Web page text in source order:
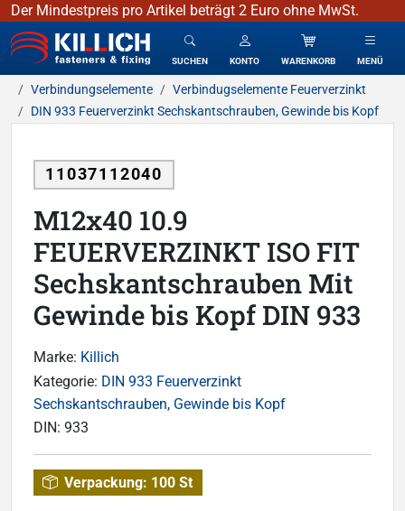
Der Mindestpreis pro Artikel beträgt 2 Euro ohne MwSt.
KILLICH - Verbindungselemente
SUCHEN KONTO WARENKORB MENÜ
Verbindungselemente
Verbindugselemente Feuerverzinkt
DIN 933 Feuerverzinkt Sechskantschrauben, Gewinde bis Kopf
11037112040
M12x40 10.9
FEUERVERZINKT ISO FIT
Sechskantschrauben Mit
Gewinde bis Kopf DIN 933
Marke: Killich
Kategorie: DIN 933 Feuerverzinkt
Sechskantschrauben, Gewinde bis Kopf
DIN: 933
Verpackung: 100 St